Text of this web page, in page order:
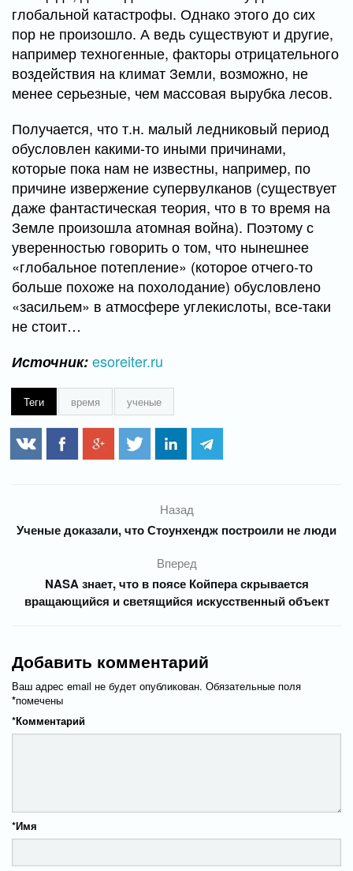
глобальной катастрофы. Однако этого до сих
пор не произошло. А ведь существуют и другие,
например техногенные, факторы отрицательного
воздействия на климат Земли, возможно, не
менее серьезные, чем массовая вырубка лесов.
Получается, что т.н. малый ледниковый период
обусловлен какими-то иными причинами,
которые пока нам не известны, например, по
причине извержение супервулканов (существует
даже фантастическая теория, что в то время на
Земле произошла атомная война). Поэтому с
уверенностью говорить о том, что нынешнее
«глобальное потепление» (которое отчего-то
больше похоже на похолодание) обусловлено
«засильем» в атмосфере углекислоты, все-таки
не стоит…
Источник:esoreiter.ru
Теги время ученые
Назад
Ученые доказали, что Стоунхендж построили не люди
Вперед
NASA знает, что в поясе Койпера скрывается
вращающийся и светящийся искусственный объект
Добавить комментарий
Ваш адрес email не будет опубликован. Обязательные поля
помечены
*
Комментарий
*
Имя
*